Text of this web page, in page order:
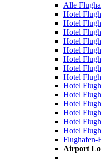
Alle
Hotel
Hotel
Hotel
Hotel
Hotel
Hotel
Hotel
Hotel
Hotel
Hotel
Hotel
Hotel
Hotel
Hotel
Flughafen-
Airport